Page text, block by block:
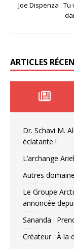
Joe Dispenza :
ARTICLES
Dr. Schavi M.
éclatante !
L’archange
Autres
Le Groupe
annoncée
Sananda :
Créateur : À la